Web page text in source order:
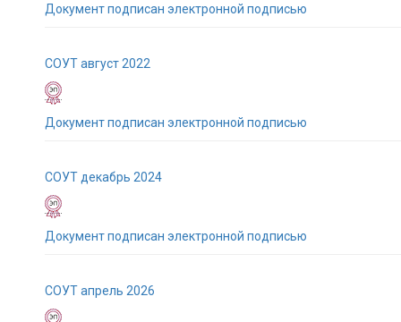
Документ подписан электронной подписью
СОУТ август 2022
Документ подписан электронной подписью
СОУТ декабрь 2024
Документ подписан электронной подписью
СОУТ апрель 2026